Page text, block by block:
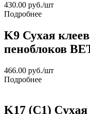
430.00 руб./шт
Подробнее
K9 Сухая
пеноблоков
466.00 руб./шт
Подробнее
K17 (C1)